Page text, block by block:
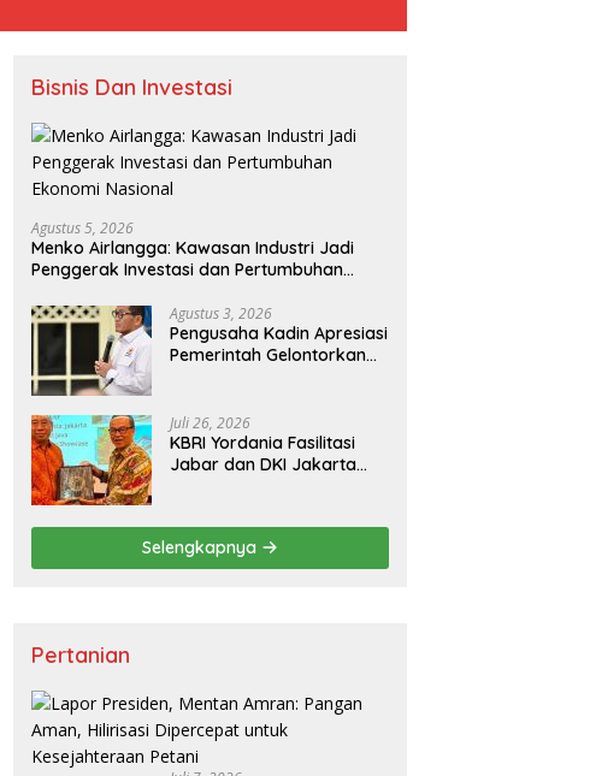
Bisnis Dan Investasi
Agustus 5, 2026
Menko Airlangga: Kawasan Industri Jadi
Penggerak Investasi dan Pertumbuhan
Agustus 3, 2026
Pengusaha Kadin Apresiasi
Pemerintah Gelontorkan
Juli 26, 2026
KBRI Yordania Fasilitasi
Jabar dan DKI Jakarta
Internasional
Selengkapnya
Pertanian